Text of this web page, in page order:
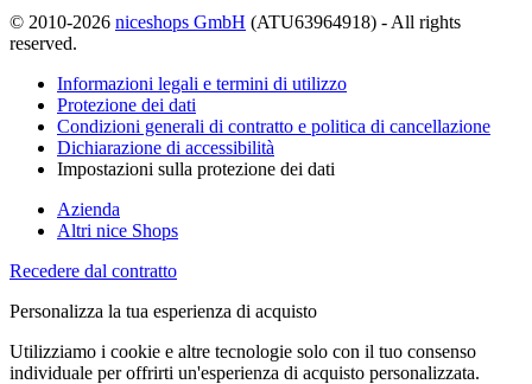
© 2010-2026 niceshops GmbH (ATU63964918) - All rights
reserved.
Informazioni legali e termini di utilizzo
Protezione dei dati
Condizioni generali di contratto e politica di cancellazione
Dichiarazione di accessibilità
Impostazioni sulla protezione dei dati
Azienda
Altri nice Shops
Recedere dal contratto
Personalizza la tua esperienza di acquisto
Utilizziamo i cookie e altre tecnologie solo con il tuo consenso
individuale per offrirti un'esperienza di acquisto personalizzata.